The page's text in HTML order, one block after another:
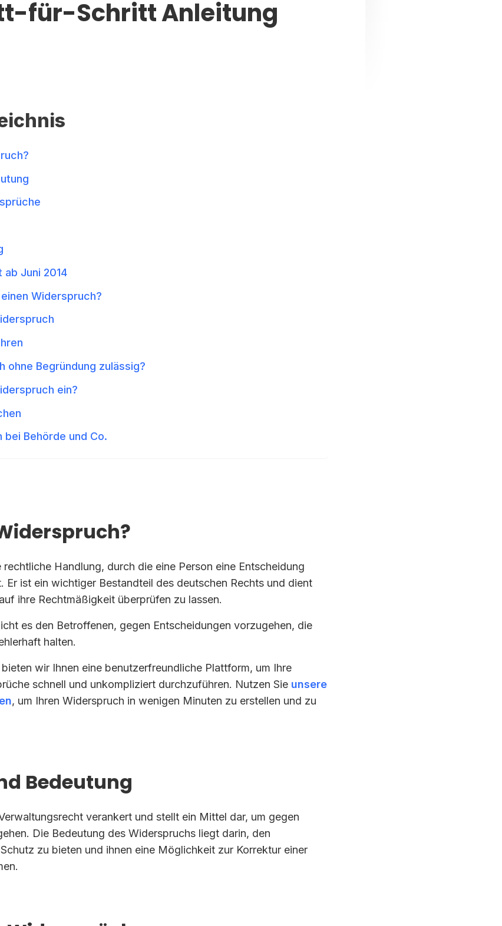
für-Schritt Anleitung
Juni 2014
Widerspruch?
ohne Begründung zulässig?
ein?
Behörde und Co.
rechtliche Handlung, durch die eine Person eine Entscheidung
Er ist ein wichtiger Bestandteil des deutschen Rechts und dient
ihre Rechtmäßigkeit überprüfen zu lassen.
es den Betroffenen, gegen Entscheidungen vorzugehen, die
halten.
bieten wir Ihnen eine benutzerfreundliche Plattform, um Ihre
schnell und unkompliziert durchzuführen. Nutzen Sie unsere
, um Ihren Widerspruch in wenigen Minuten zu erstellen und zu
Bedeutung
verankert und stellt ein Mittel dar, um gegen
Die Bedeutung des Widerspruchs liegt darin, den
zu bieten und ihnen eine Möglichkeit zur Korrektur einer